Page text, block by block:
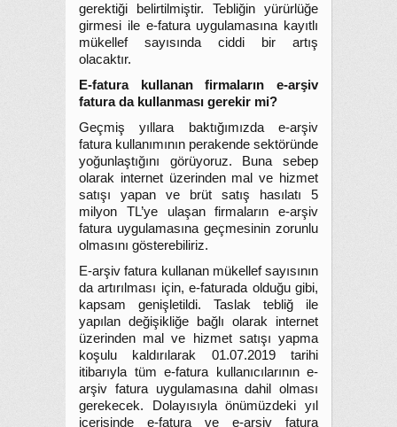
gerektiği belirtilmiştir. Tebliğin yürürlüğe
girmesi ile e-fatura uygulamasına kayıtlı
mükellef sayısında ciddi bir artış
olacaktır.
E-fatura kullanan firmaların e-arşiv
fatura da kullanması gerekir mi?
Geçmiş yıllara baktığımızda e-arşiv
fatura kullanımının perakende sektöründe
yoğunlaştığını görüyoruz. Buna sebep
olarak internet üzerinden mal ve hizmet
satışı yapan ve brüt satış hasılatı 5
milyon TL’ye ulaşan firmaların e-arşiv
fatura uygulamasına geçmesinin zorunlu
olmasını gösterebiliriz.
E-arşiv fatura kullanan mükellef sayısının
da artırılması için, e-faturada olduğu gibi,
kapsam genişletildi. Taslak tebliğ ile
yapılan değişikliğe bağlı olarak internet
üzerinden mal ve hizmet satışı yapma
koşulu kaldırılarak 01.07.2019 tarihi
itibarıyla tüm e-fatura kullanıcılarının e-
arşiv fatura uygulamasına dahil olması
gerekecek. Dolayısıyla önümüzdeki yıl
içerisinde e-fatura ve e-arşiv fatura